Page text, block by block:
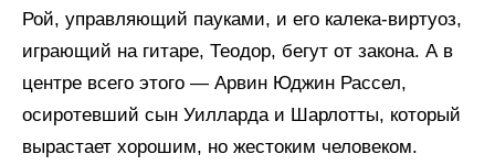
Рой, управляющий пауками, и его калека-виртуоз,
играющий на гитаре, Теодор, бегут от закона. А в
центре всего этого — Арвин Юджин Рассел,
осиротевший сын Уилларда и Шарлотты, который
вырастает хорошим, но жестоким человеком.